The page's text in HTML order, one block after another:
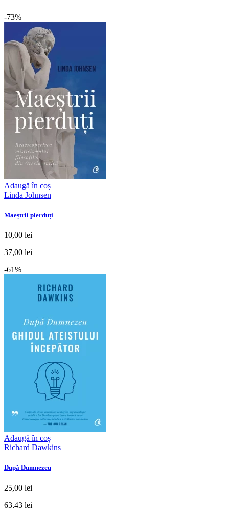
-73%
Adaugă în coș
Linda Johnsen
Maeștrii pierduți
10,00 lei
37,00 lei
-61%
Adaugă în coș
Richard Dawkins
După Dumnezeu
25,00 lei
63,43 lei